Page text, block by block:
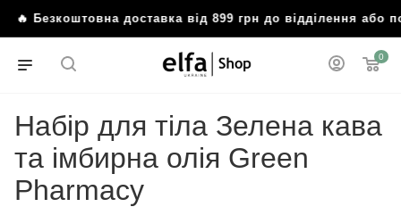
доставка від 899 грн до відділення або
0
Набір для тіла Зелена кава
та імбирна олія Green
Pharmacy